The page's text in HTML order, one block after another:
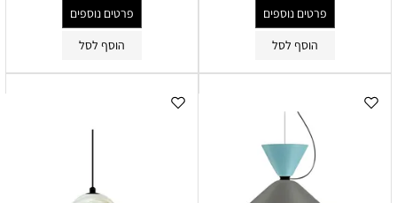
פרטים נוספים
הוסף לסל
פרטים נוספים
הוסף לסל